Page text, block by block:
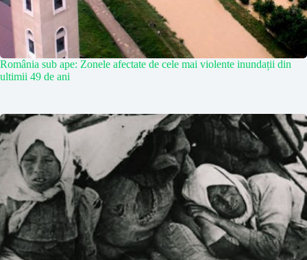
România sub ape: Zonele afectate de cele mai violente inundații din
ultimii 49 de ani